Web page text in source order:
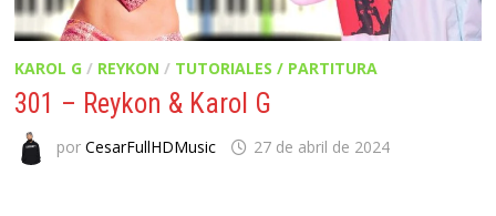
KAROL G / REYKON / TUTORIALES / PARTITURA
301 – Reykon & Karol G
porCesarFullHDMusic 27 de abril de 2024